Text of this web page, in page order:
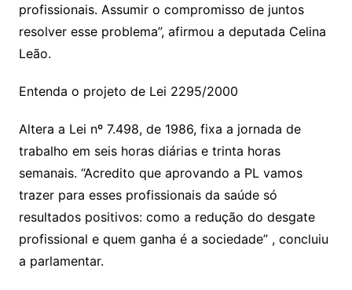
profissionais. Assumir o compromisso de juntos
resolver esse problema”, afirmou a deputada Celina
Leão.
Entenda o projeto de Lei 2295/2000
Altera a Lei nº 7.498, de 1986, fixa a jornada de
trabalho em seis horas diárias e trinta horas
semanais. “Acredito que aprovando a PL vamos
trazer para esses profissionais da saúde só
resultados positivos: como a redução do desgate
profissional e quem ganha é a sociedade” , concluiu
a parlamentar.